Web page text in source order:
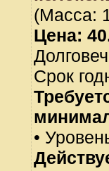
(Масса:
Цена:
Срок
•